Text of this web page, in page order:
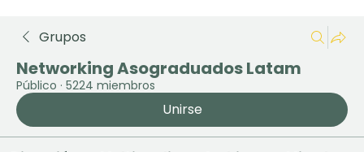
Grupos
Networking Asograduados Latam
Público · 5224 miembros
Unirse